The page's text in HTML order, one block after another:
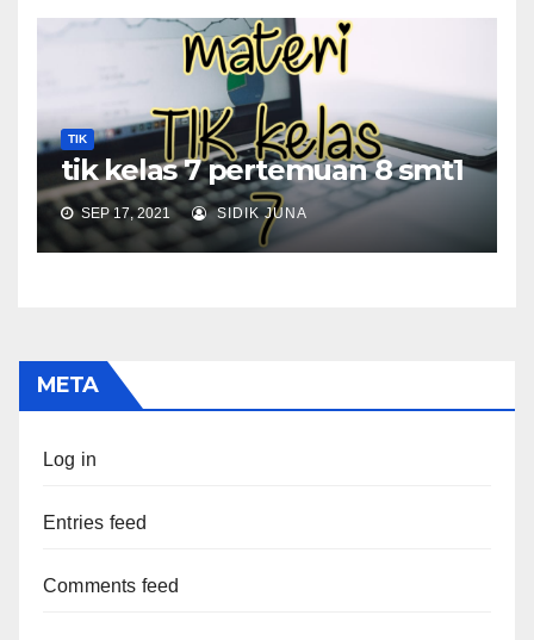
TIK
tik kelas 7 pertemuan 8 smt1
SEP 17, 2021 SIDIK JUNA
META
Log in
Entries feed
Comments feed